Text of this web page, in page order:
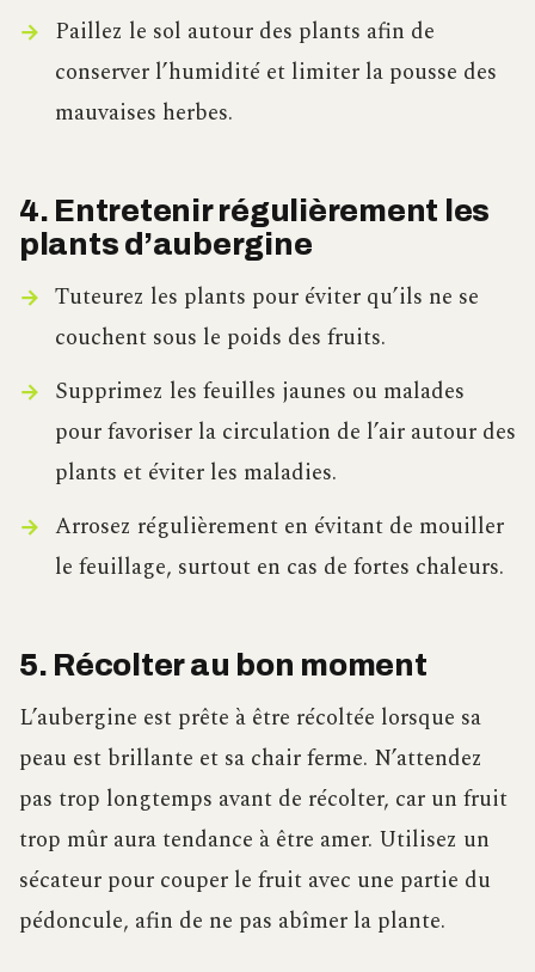
Paillez le sol autour des plants afin de
conserver l’humidité et limiter la pousse des
mauvaises herbes.
4. Entretenir régulièrement les
plants d’aubergine
Tuteurez les plants pour éviter qu’ils ne se
couchent sous le poids des fruits.
Supprimez les feuilles jaunes ou malades
pour favoriser la circulation de l’air autour des
plants et éviter les maladies.
Arrosez régulièrement en évitant de mouiller
le feuillage, surtout en cas de fortes chaleurs.
5. Récolter au bon moment
L’aubergine est prête à être récoltée lorsque sa
peau est brillante et sa chair ferme. N’attendez
pas trop longtemps avant de récolter, car un fruit
trop mûr aura tendance à être amer. Utilisez un
sécateur pour couper le fruit avec une partie du
pédoncule, afin de ne pas abîmer la plante.